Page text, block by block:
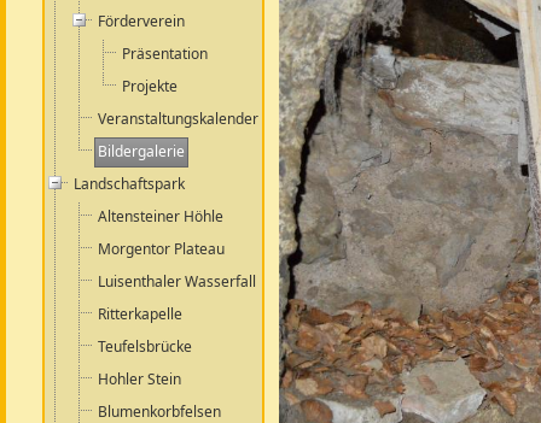
Förderverein
Präsentation
Projekte
Veranstaltungskalender
Bildergalerie
Landschaftspark
Altensteiner Höhle
Morgentor Plateau
Luisenthaler Wasserfall
Ritterkapelle
Teufelsbrücke
Hohler Stein
Blumenkorbfelsen